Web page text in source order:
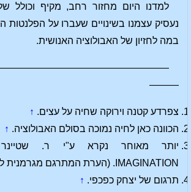
למדנו היום מחזור רחב, מקיף וכולל
נעסיק עצמנו בשינויים שעברו על הפלנטות
במה לחזיון של האבולוציה האנושית.
———
צפרדע קטנה וירוקה שחיה על עצים. ↑
הכוונה כאן לחיה נמוכה בסולם האבולוציה. ↑
יותר מאוחר נקרא ע"י ר. שטיינר
IMAGINATION. (הערת המתרגם מגרמנית לאנגלית).
תרגום של יצחק כפכפי. ↑